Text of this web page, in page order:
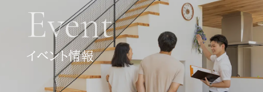
Event
イベント情報